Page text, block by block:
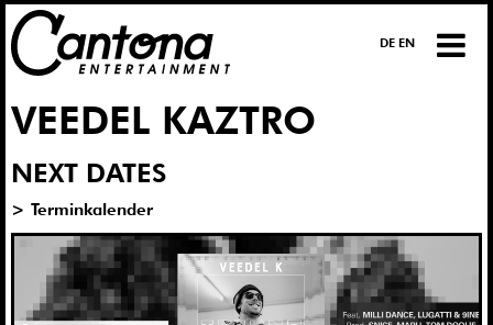
DE EN
VEEDEL KAZTRO
NEXT DATES
> Terminkalender